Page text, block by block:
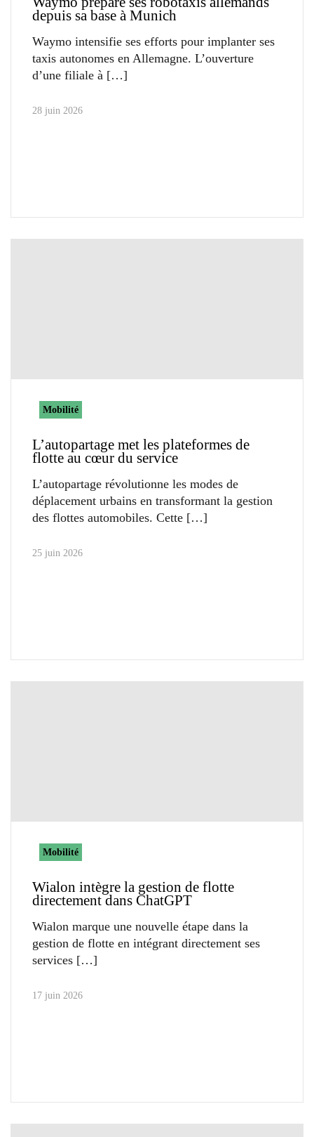
depuis sa base à Munich
Waymo intensifie ses efforts pour implanter ses
taxis autonomes en Allemagne. L’ouverture
d’une filiale à
28 juin 2026
Mobilité
L’autopartage met les plateformes de
flotte au cœur du service
L’autopartage révolutionne les modes de
déplacement urbains en transformant la gestion
des flottes automobiles. Cette
25 juin 2026
Mobilité
Wialon intègre la gestion de flotte
directement dans ChatGPT
Wialon marque une nouvelle étape dans la
gestion de flotte en intégrant directement ses
services
17 juin 2026